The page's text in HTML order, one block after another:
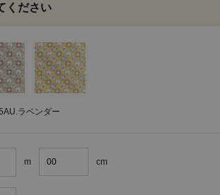
ください
ラベンダー
m cm